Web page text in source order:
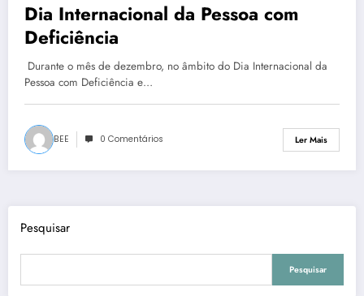
Dia Internacional da Pessoa com
Deficiência
Durante o mês de dezembro, no âmbito do Dia Internacional da
Pessoa com Deficiência e…
BEE 0 Comentários Ler Mais
Pesquisar
Pesquisar